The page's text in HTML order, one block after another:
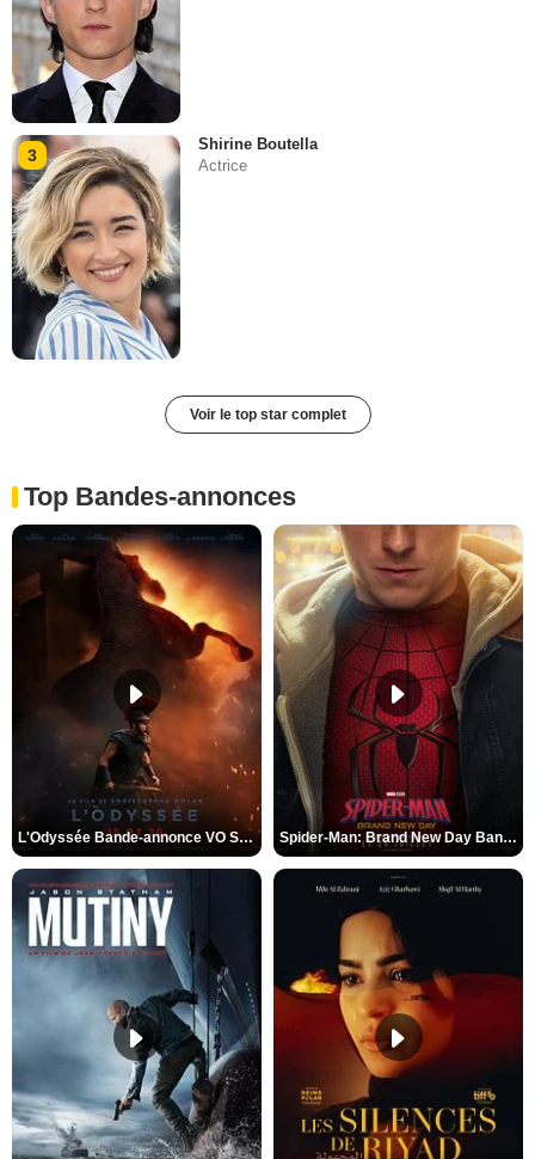
3
Shirine Boutella
Actrice
Voir le top star complet
Top Bandes-annonces
L'Odyssée Bande-annonce VO STFR Spider-Man: Brand New Day Bande-annonce VO STFR